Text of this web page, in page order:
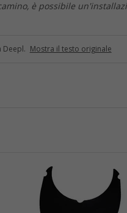
è possibile
Deepl. Mostra il testo originale